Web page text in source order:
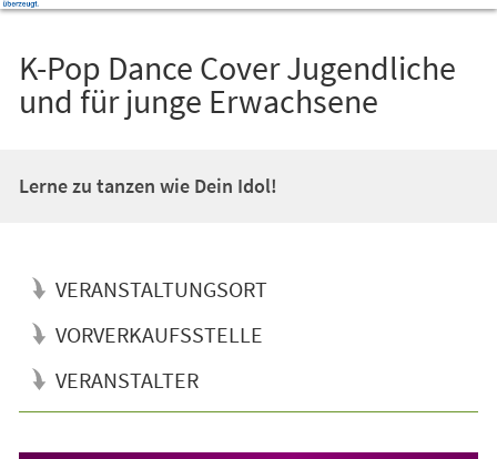
K-Pop Dance Cover Jugendliche
und für junge Erwachsene
Lerne zu tanzen wie Dein Idol!
VERANSTALTUNGSORT
VORVERKAUFSSTELLE
VERANSTALTER